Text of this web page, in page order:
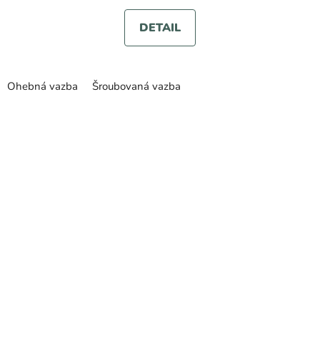
5,0
z
5
DETAIL
Ohebná vazba Šroubovaná vazba